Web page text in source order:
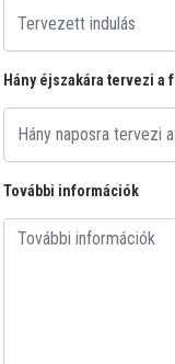
Hány éjszakára tervezi a
További információk